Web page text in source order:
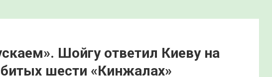
Шойгу ответил Киеву на
шести «Кинжалах»